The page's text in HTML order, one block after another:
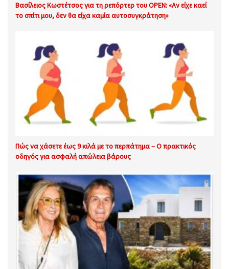
Βασίλειος Κωστέτσος για τη ρεπόρτερ του OPEN: «Αν είχε καεί
το σπίτι μου, δεν θα είχα καμία αυτοσυγκράτηση»
Πώς να χάσετε έως 9 κιλά με το περπάτημα – Ο πρακτικός
οδηγός για ασφαλή απώλεια βάρους